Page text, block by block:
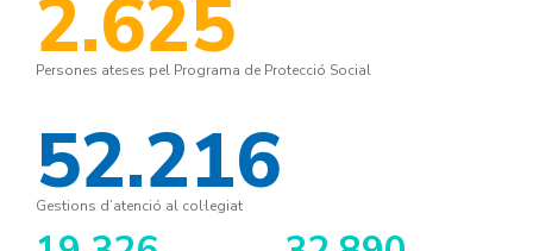
2.625
52.216
Gestions d’atenció al col·legiat